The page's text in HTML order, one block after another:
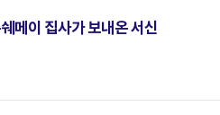
메이 집사가 보내온 서신